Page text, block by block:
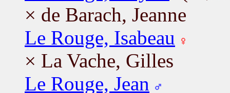
× de Barach, Jeanne
Le Rouge, Isabeau
× La Vache, Gilles
Le Rouge, Jean